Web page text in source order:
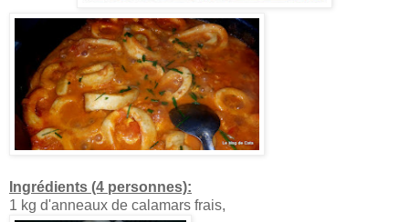
Ingrédients (4 personnes):
1 kg d'anneaux de calamars frais,